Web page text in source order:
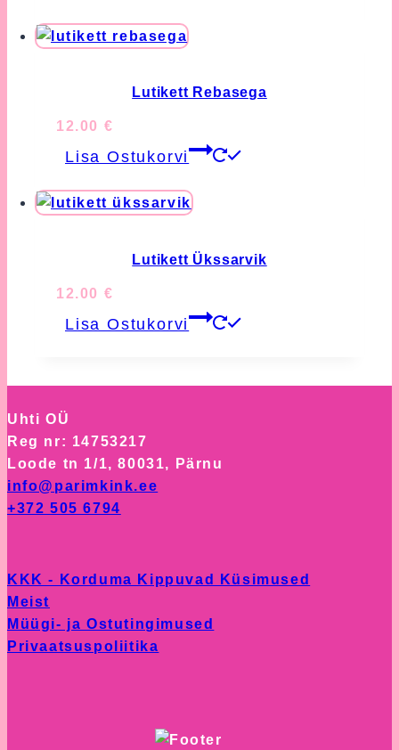
Lutikett Rebasega
12.00 €
Lisa Ostukorvi
Lutikett Ükssarvik
12.00 €
Lisa Ostukorvi
Uhti OÜ
Reg nr: 14753217
Loode tn 1/1, 80031, Pärnu
info@parimkink.ee
+372 505 6794
KKK - Korduma Kippuvad Küsimused
Meist
Müügi- ja Ostutingimused
Privaatsuspoliitika